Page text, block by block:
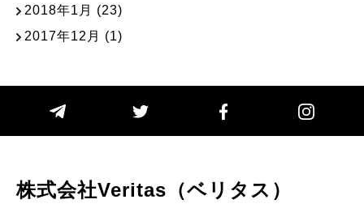
2018年1月 (23)
2017年12月 (1)
株式会社Veritas（ベリタス）